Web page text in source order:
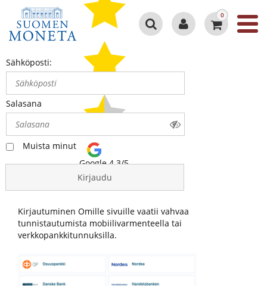
Google 4.3/5
0
Sähköposti:
Salasana
Muista minut
Kirjaudu
Kirjautuminen Omille sivuille vaatii vahvaa
tunnistautumista mobiilivarmenteella tai
verkkopankkitunnuksilla.